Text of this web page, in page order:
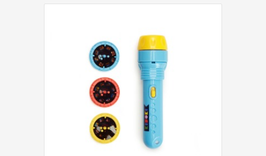
POKLON ZA MAMU POKLON ZA TATU
POKLON ZA BAKU POKLON ZA DEKU
POKLON ZA DRUGA POKLON ZA DRUGARICU
POKLON ZA DEVOJKU NEKOGA KO IMA SVE
POKLON ZA ĆERKU POKLON ZA DEČKA